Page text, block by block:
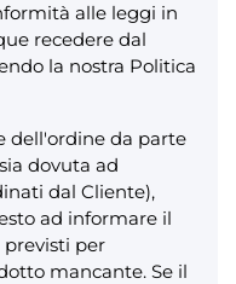
alle leggi in
recedere dal
la nostra Politica
dell'ordine da parte
dovuta ad
dal Cliente),
ad informare il
per
mancante. Se il